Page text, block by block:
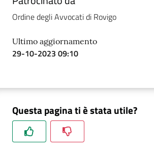
Ordine degli Avvocati di Rovigo
Ultimo aggiornamento
29-10-2023 09:10
Questa pagina ti è stata utile?